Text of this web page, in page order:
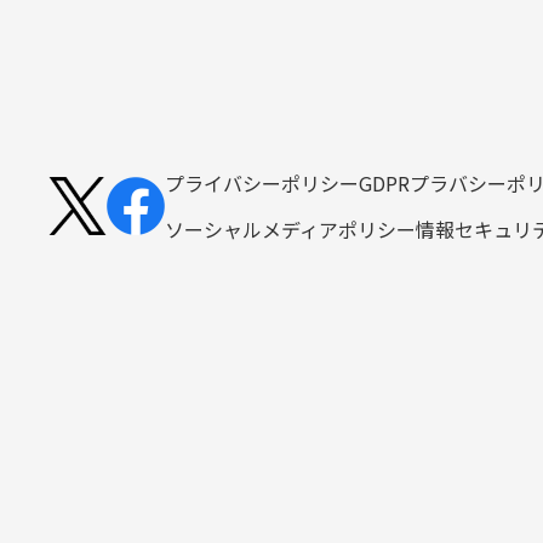
プライバシーポリシーGDPRプラバシーポ
ソーシャルメディアポリシー情報セキュリ